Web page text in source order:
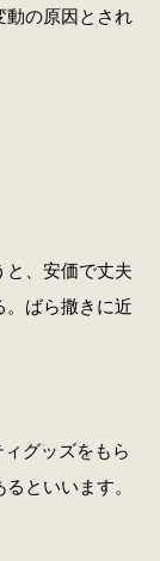
動の原因とされ
と、安価で丈夫
。ばら撒きに近
グッズをもら
といいます。